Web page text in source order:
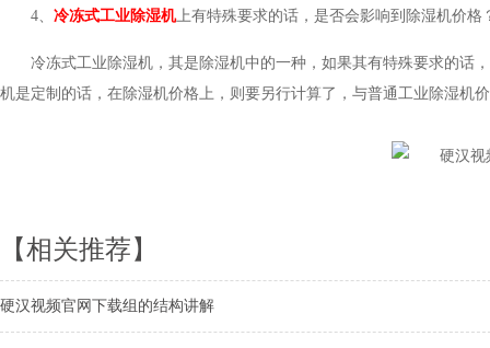
4、 冷冻式工业除湿机上有特殊要求的话，是否会影响到除湿机价格
冷冻式工业除湿机，其是除湿机中的一种，如果其有特殊要求的话
机是定制的话，在除湿机价格上，则要另行计算了，与普通工业除湿机
【相关推荐】
硬汉视频官网下载组的结构讲解